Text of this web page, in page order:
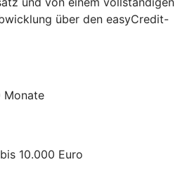
über den easyCredit-
Monate
10.000 Euro